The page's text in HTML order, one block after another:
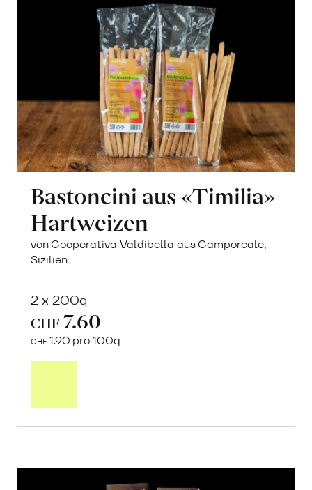
Bastoncini aus «Timilia»
Hartweizen
von Cooperativa Valdibella aus Camporeale,
Sizilien
2 x 200g
CHF 7.60
CHF 1.90 pro 100g